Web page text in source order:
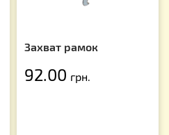
Захват рамок
92.00 грн.